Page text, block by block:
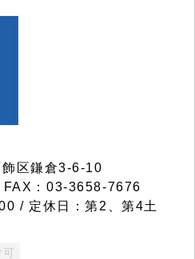
区鎌倉3-6-10
：03-3658-7676
/ 定休日：第2、第4土
可